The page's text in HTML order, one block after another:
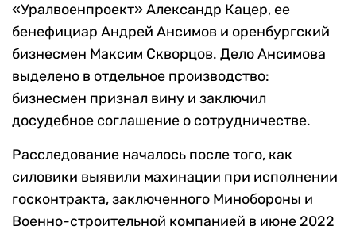
«Уралвоенпроект» Александр Кацер, ее
бенефициар Андрей Ансимов и оренбургский
бизнесмен Максим Скворцов. Дело Ансимова
выделено в отдельное производство:
бизнесмен признал вину и заключил
досудебное соглашение о сотрудничестве.
Расследование началось после того, как
силовики выявили махинации при исполнении
госконтракта, заключенного Минобороны и
Военно-строительной компанией в июне 2022